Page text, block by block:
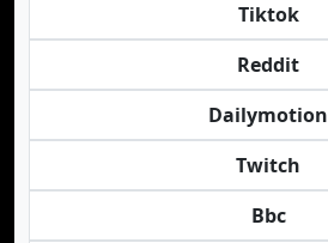
Tiktok
Reddit
Dailymotion
Twitch
Bbc